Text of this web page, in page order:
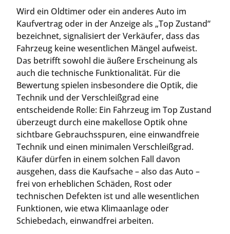
Wird ein Oldtimer oder ein anderes Auto im
Kaufvertrag oder in der Anzeige als „Top Zustand“
bezeichnet, signalisiert der Verkäufer, dass das
Fahrzeug keine wesentlichen Mängel aufweist.
Das betrifft sowohl die äußere Erscheinung als
auch die technische Funktionalität. Für die
Bewertung spielen insbesondere die Optik, die
Technik und der Verschleißgrad eine
entscheidende Rolle: Ein Fahrzeug im Top Zustand
überzeugt durch eine makellose Optik ohne
sichtbare Gebrauchsspuren, eine einwandfreie
Technik und einen minimalen Verschleißgrad.
Käufer dürfen in einem solchen Fall davon
ausgehen, dass die Kaufsache – also das Auto –
frei von erheblichen Schäden, Rost oder
technischen Defekten ist und alle wesentlichen
Funktionen, wie etwa Klimaanlage oder
Schiebedach, einwandfrei arbeiten.